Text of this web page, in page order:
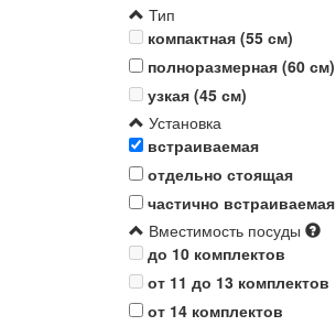
Тип
компактная (55 см)
полноразмерная (60 см)
узкая (45 см)
Установка
встраиваемая
отдельно стоящая
частично встраиваемая
Вместимость посуды
до 10 комплектов
от 11 до 13 комплектов
от 14 комплектов